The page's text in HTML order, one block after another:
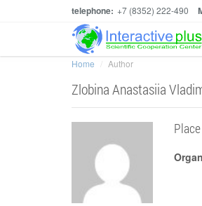
telephone: +7 (8352) 222-490
Home Author
Zlobina Anastasiia